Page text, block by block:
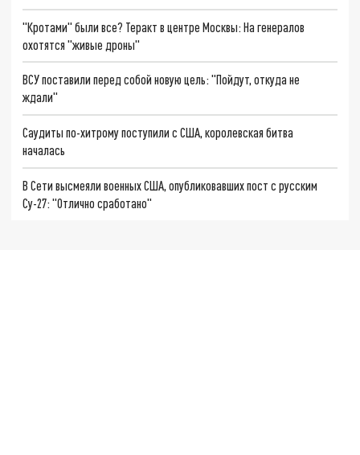
"Кротами" были все? Теракт в центре Москвы: На генералов
охотятся "живые дроны"
ВСУ поставили перед собой новую цель: "Пойдут, откуда не
ждали"
Саудиты по-хитрому поступили с США, королевская битва
началась
В Сети высмеяли военных США, опубликовавших пост с русским
Су-27: "Отлично сработано"